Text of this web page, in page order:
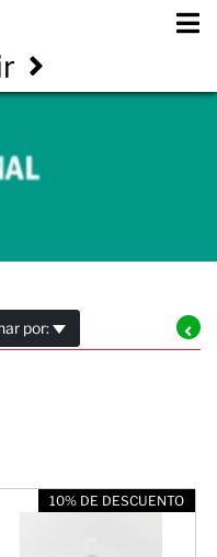
por:
10% DE DESCUENTO